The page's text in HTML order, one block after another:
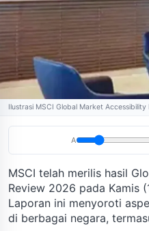
Ilustrasi MSCI Global Market
A
MSCI telah merilis hasil
Review 2026 pada Kamis
Laporan ini menyoroti
di berbagai negara,